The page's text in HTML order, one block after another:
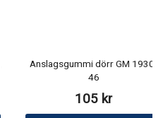
Anslagsgummi dörr GM 1930-
46
105 kr